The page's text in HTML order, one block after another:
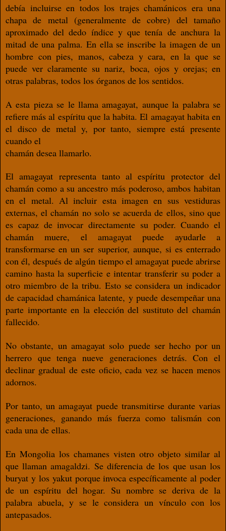
debía incluirse en todos los trajes chamánicos era una
chapa de metal (generalmente de cobre) del tamaño
aproximado del dedo índice y que tenía de anchura la
mitad de una palma. En ella se inscribe la imagen de un
hombre con pies, manos, cabeza y cara, en la que se
puede ver claramente su nariz, boca, ojos y orejas; en
otras palabras, todos los órganos de los sentidos.
A esta pieza se le llama amagayat, aunque la palabra se
reﬁere más al espíritu que la habita. El amagayat habita en
el disco de metaly, por tanto, siempre está presente
cuando el
chamán desea llamarlo.
El amagayat representa tanto al espíritu protector del
chamán como a su ancestro más poderoso, ambos habitan
en el metal. Al incluir esta imagen en sus vestiduras
externas, el chamán no solo se acuerda de ellos, sino que
es capaz de invocar directamente su poder. Cuando el
chamán muere, el amagayat puede ayudarle a
transformarse en un ser superior, aunque, si es enterrado
con él,después de algún tiempo el amagayat puedeabrirse
camino hasta la superﬁcie e intentar transferir su poder a
otro miembro de la tribu. Esto se considera un indicador
de capacidad chamánica latente, y puede desempeñaruna
parte importante en la elección del sustituto del chamán
fallecido.
No obstante, un amagayat solo puede serhecho por un
herrero que tenga nueve generaciones detrás. Con el
declinar gradual de este oﬁcio, cada vez se hacen menos
adornos.
Por tanto, un amagayat puede transmitirse durante varias
generaciones, ganando más fuerza como talismán con
cada una de ellas.
En Mongolia los chamanes visten otro objeto similar al
que llaman amagaldzi. Se diferencia de los que usan los
buryat y los yakut porque invoca especíﬁcamente al poder
de un espíritu del hogar. Su nombre se derivade la
palabra abuela, y se le considera un vínculo con los
antepasados.